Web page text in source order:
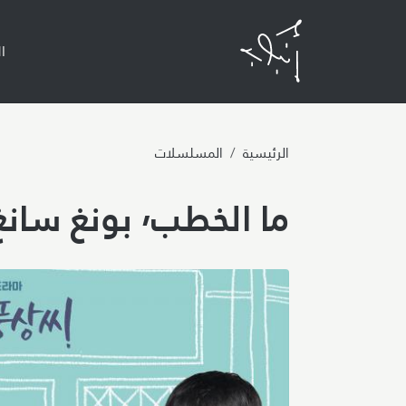
الرئيسية المسلسلات
ما الخطب٬ بونغ سانغ؟